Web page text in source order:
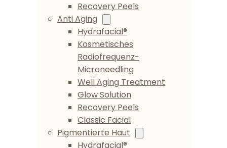
Recovery Peels
Anti Aging
Hydrafacial®
Kosmetisches
Radiofrequenz-
Microneedling
Well Aging Treatment
Glow Solution
Recovery Peels
Classic Facial
Pigmentierte Haut
Hydrafacial®